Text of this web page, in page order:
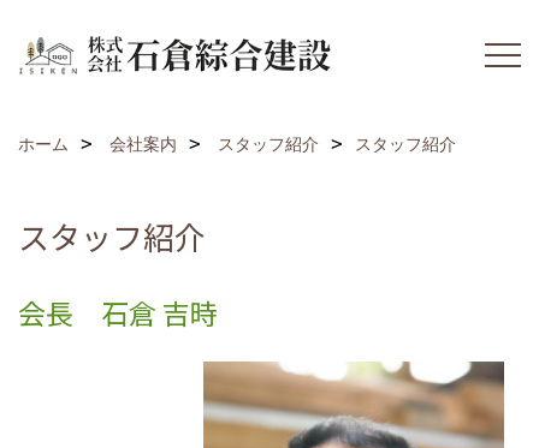
ホーム 会社案内 スタッフ紹介 スタッフ紹介
スタッフ紹介
会長 石倉 吉時